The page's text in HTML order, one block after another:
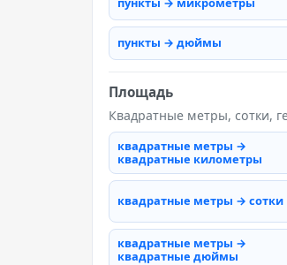
пункты → дюймы
Площадь
Квадратные метры, сотки,
квадратные метры →
квадратные километры
квадратные метры → сотки
квадратные метры →
квадратные дюймы